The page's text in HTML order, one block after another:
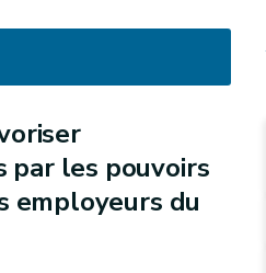
par les pouvoirs
employeurs du